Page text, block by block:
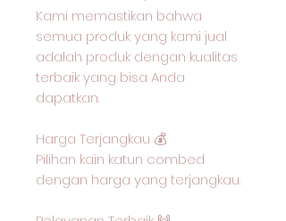
Kami memastikan bahwa
semua produk yang kami jual
adalah produk dengan kualitas
terbaik yang bisa Anda
dapatkan.
Harga Terjangkau 💰
Pilihan kain katun combed
dengan harga yang terjangkau.